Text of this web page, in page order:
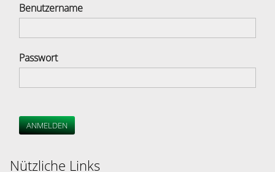
Benutzername
Passwort
ANMELDEN
Nützliche Links